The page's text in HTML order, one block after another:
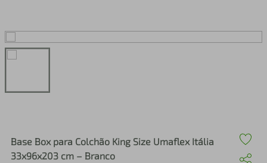
Base Box para Colchão King Size Umaflex Itália
33x96x203 cm – Branco